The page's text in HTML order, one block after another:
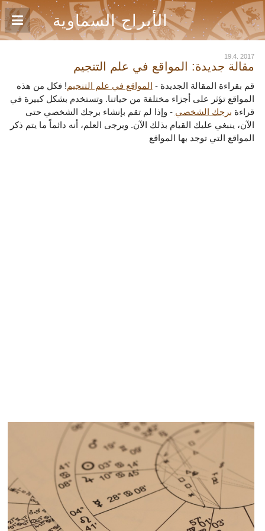
الأبراج السماوية
19.4. 2017
مقالة جديدة: المواقع في علم التنجيم
قم بقراءة المقالة الجديدة - المواقع في علم التنجيم! فكل من هذه
المواقع تؤثر على أجزاء مختلفة من حياتنا. وتستخدم بشكل كبيرة في
قراءة برجك الشخصي - وإذا لم تقم بإنشاء برجك الشخصي حتى
الآن، ينبغي عليك القيام بذلك الآن. ويرجى العلم، أنه دائماً ما يتم ذكر
المواقع التي توجد بها المواقع